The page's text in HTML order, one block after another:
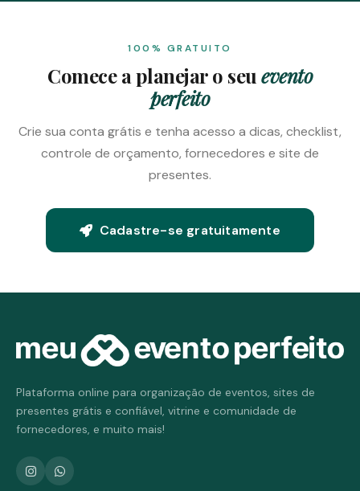
100% GRATUITO
Comece a planejar o seu evento
perfeito
Crie sua conta grátis e tenha acesso a dicas, checklist,
controle de orçamento, fornecedores e site de
presentes.
Cadastre-se gratuitamente
Plataforma online para organização de eventos, sites de
presentes grátis e confiável, vitrine e comunidade de
fornecedores, e muito mais!